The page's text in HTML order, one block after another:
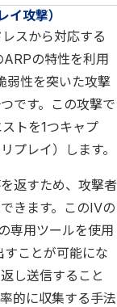
攻撃）
スから対応する
の特性を利用
弱性を突いた攻撃
です。この攻撃で
トを1つキャプ
プレイ）します。
返すため、攻撃者
きます。このIVの
専用ツールを使用
ことが可能にな
し送信すること
的に収集する手法